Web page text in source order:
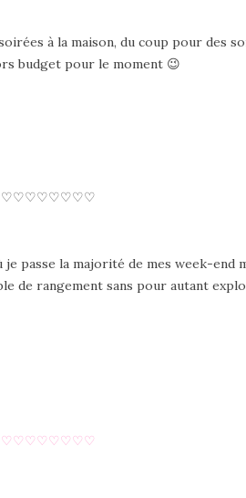
à la maison, du coup pour
budget pour le moment 😉
♡♡♡♡♡♡♡♡
passe la majorité de mes week-end
de rangement sans pour autant
♡♡♡♡♡♡♡♡